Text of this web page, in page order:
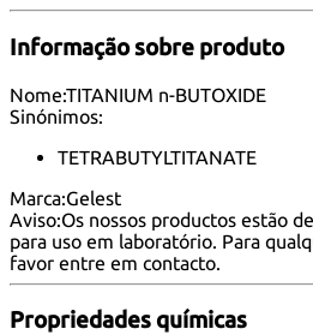
Informação sobre produto
Nome:TITANIUM n-BUTOXIDE
Sinónimos:
TETRABUTYLTITANATE
Marca:Gelest
Aviso:Os nossos productos estão
para uso em laboratório. Para
favor entre em contacto
Propriedades químicas